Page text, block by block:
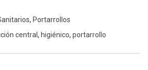
, Portarrollos
central , higiénico, portarrollo